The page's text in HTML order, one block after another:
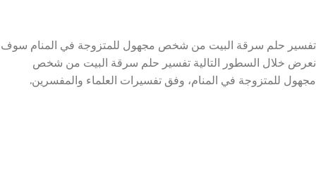
تفسير حلم سرقة البيت من شخص مجهول للمتزوجة في المنام سوف
نعرض خلال السطور التالية تفسير حلم سرقة البيت من شخص
مجهول للمتزوجة في المنام، وفق تفسيرات العلماء والمفسرين.